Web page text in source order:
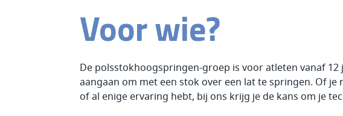
Voor wie?
De polsstokhoogspringen-groep is voor atleten vanaf
aangaan om met een stok over een lat te springen. Of
of al enige ervaring hebt, bij ons krijg je de kans om je